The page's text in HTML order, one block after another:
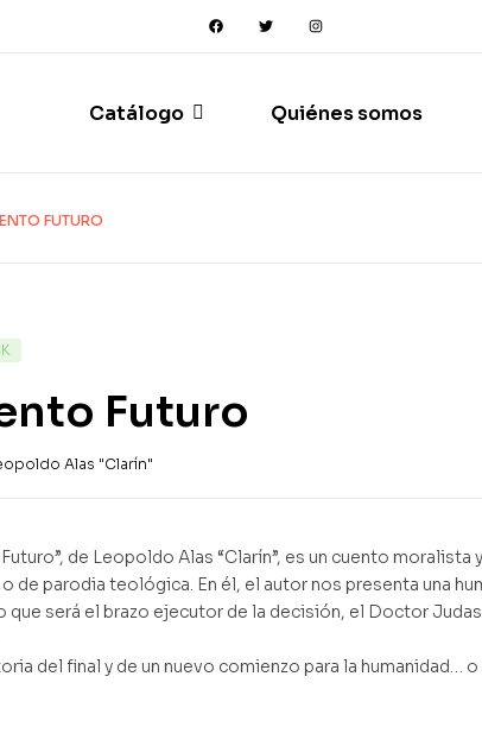
Catálogo Quiénes somos
FUTURO
Futuro
Alas "Clarín"
de Leopoldo Alas “Clarín”, es un cuento
de parodia teológica. En él, el autor nos presenta una
que será el brazo ejecutor de la decisión, el Doctor
del final y de un nuevo comienzo para la humanidad… o